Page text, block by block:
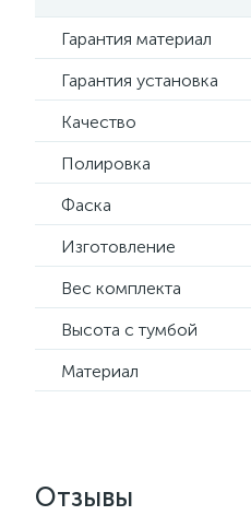
Гарантия материал
Гарантия установка
Качество
Полировка
Фаска
Изготовление
Вес комплекта
Высота с тумбой
Материал
Отзывы